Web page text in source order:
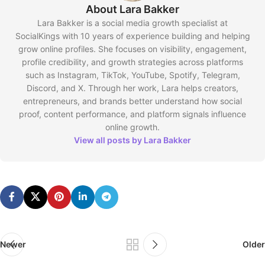
About Lara Bakker
Lara Bakker is a social media growth specialist at
SocialKings with 10 years of experience building and helping
grow online profiles. She focuses on visibility, engagement,
profile credibility, and growth strategies across platforms
such as Instagram, TikTok, YouTube, Spotify, Telegram,
Discord, and X. Through her work, Lara helps creators,
entrepreneurs, and brands better understand how social
proof, content performance, and platform signals influence
online growth.
View all posts by Lara Bakker
Newer Older